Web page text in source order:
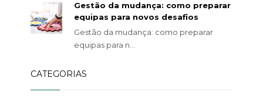
Gestão da mudança: como preparar
equipas para novos desafios
Gestão da mudança: como preparar
equipas para n...
CATEGORIAS